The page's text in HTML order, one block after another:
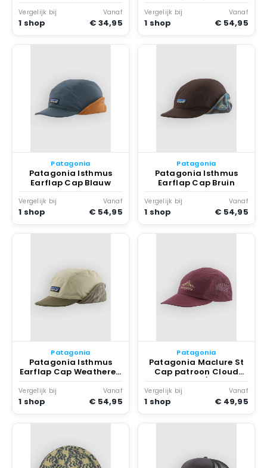
Vergelijk bij
1 shop
Vanaf
€ 34,95
Vergelijk bij
1 shop
Vanaf
€ 54,95
Patagonia
Patagonia Isthmus
Earflap Cap Blauw
Vergelijk bij
1 shop
Vanaf
€ 54,95
Patagonia
Patagonia Isthmus
Earflap Cap Bruin
Vergelijk bij
1 shop
Vanaf
€ 54,95
Patagonia
Patagonia Isthmus
Earflap Cap Weathered
Stone
Vergelijk bij
1 shop
Vanaf
€ 54,95
Patagonia
Patagonia Maclure St
Cap patroon Cloud
Crag Crest/bry Fig
Vergelijk bij
1 shop
Vanaf
€ 49,95